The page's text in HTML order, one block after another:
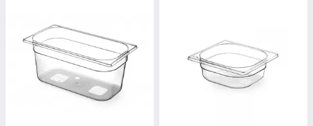
від -40°C до +90°C, підходять для холодильників,
морозильних камер та мікрохвильових печей.
Гігієнічність: Не вбирають запахи, легко миються та
підходять для посудомийних машин.